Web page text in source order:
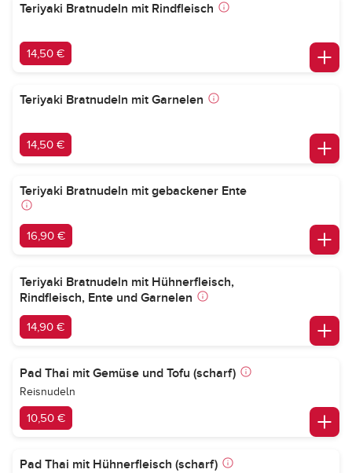
Teriyaki Bratnudeln mit Rindfleisch
14,50 €
Teriyaki Bratnudeln mit Garnelen
14,50 €
Teriyaki Bratnudeln mit gebackener Ente
16,90 €
Teriyaki Bratnudeln mit Hühnerfleisch,
Rindfleisch, Ente und Garnelen
14,90 €
Pad Thai mit Gemüse und Tofu (scharf)
Reisnudeln
10,50 €
Pad Thai mit Hühnerfleisch (scharf)